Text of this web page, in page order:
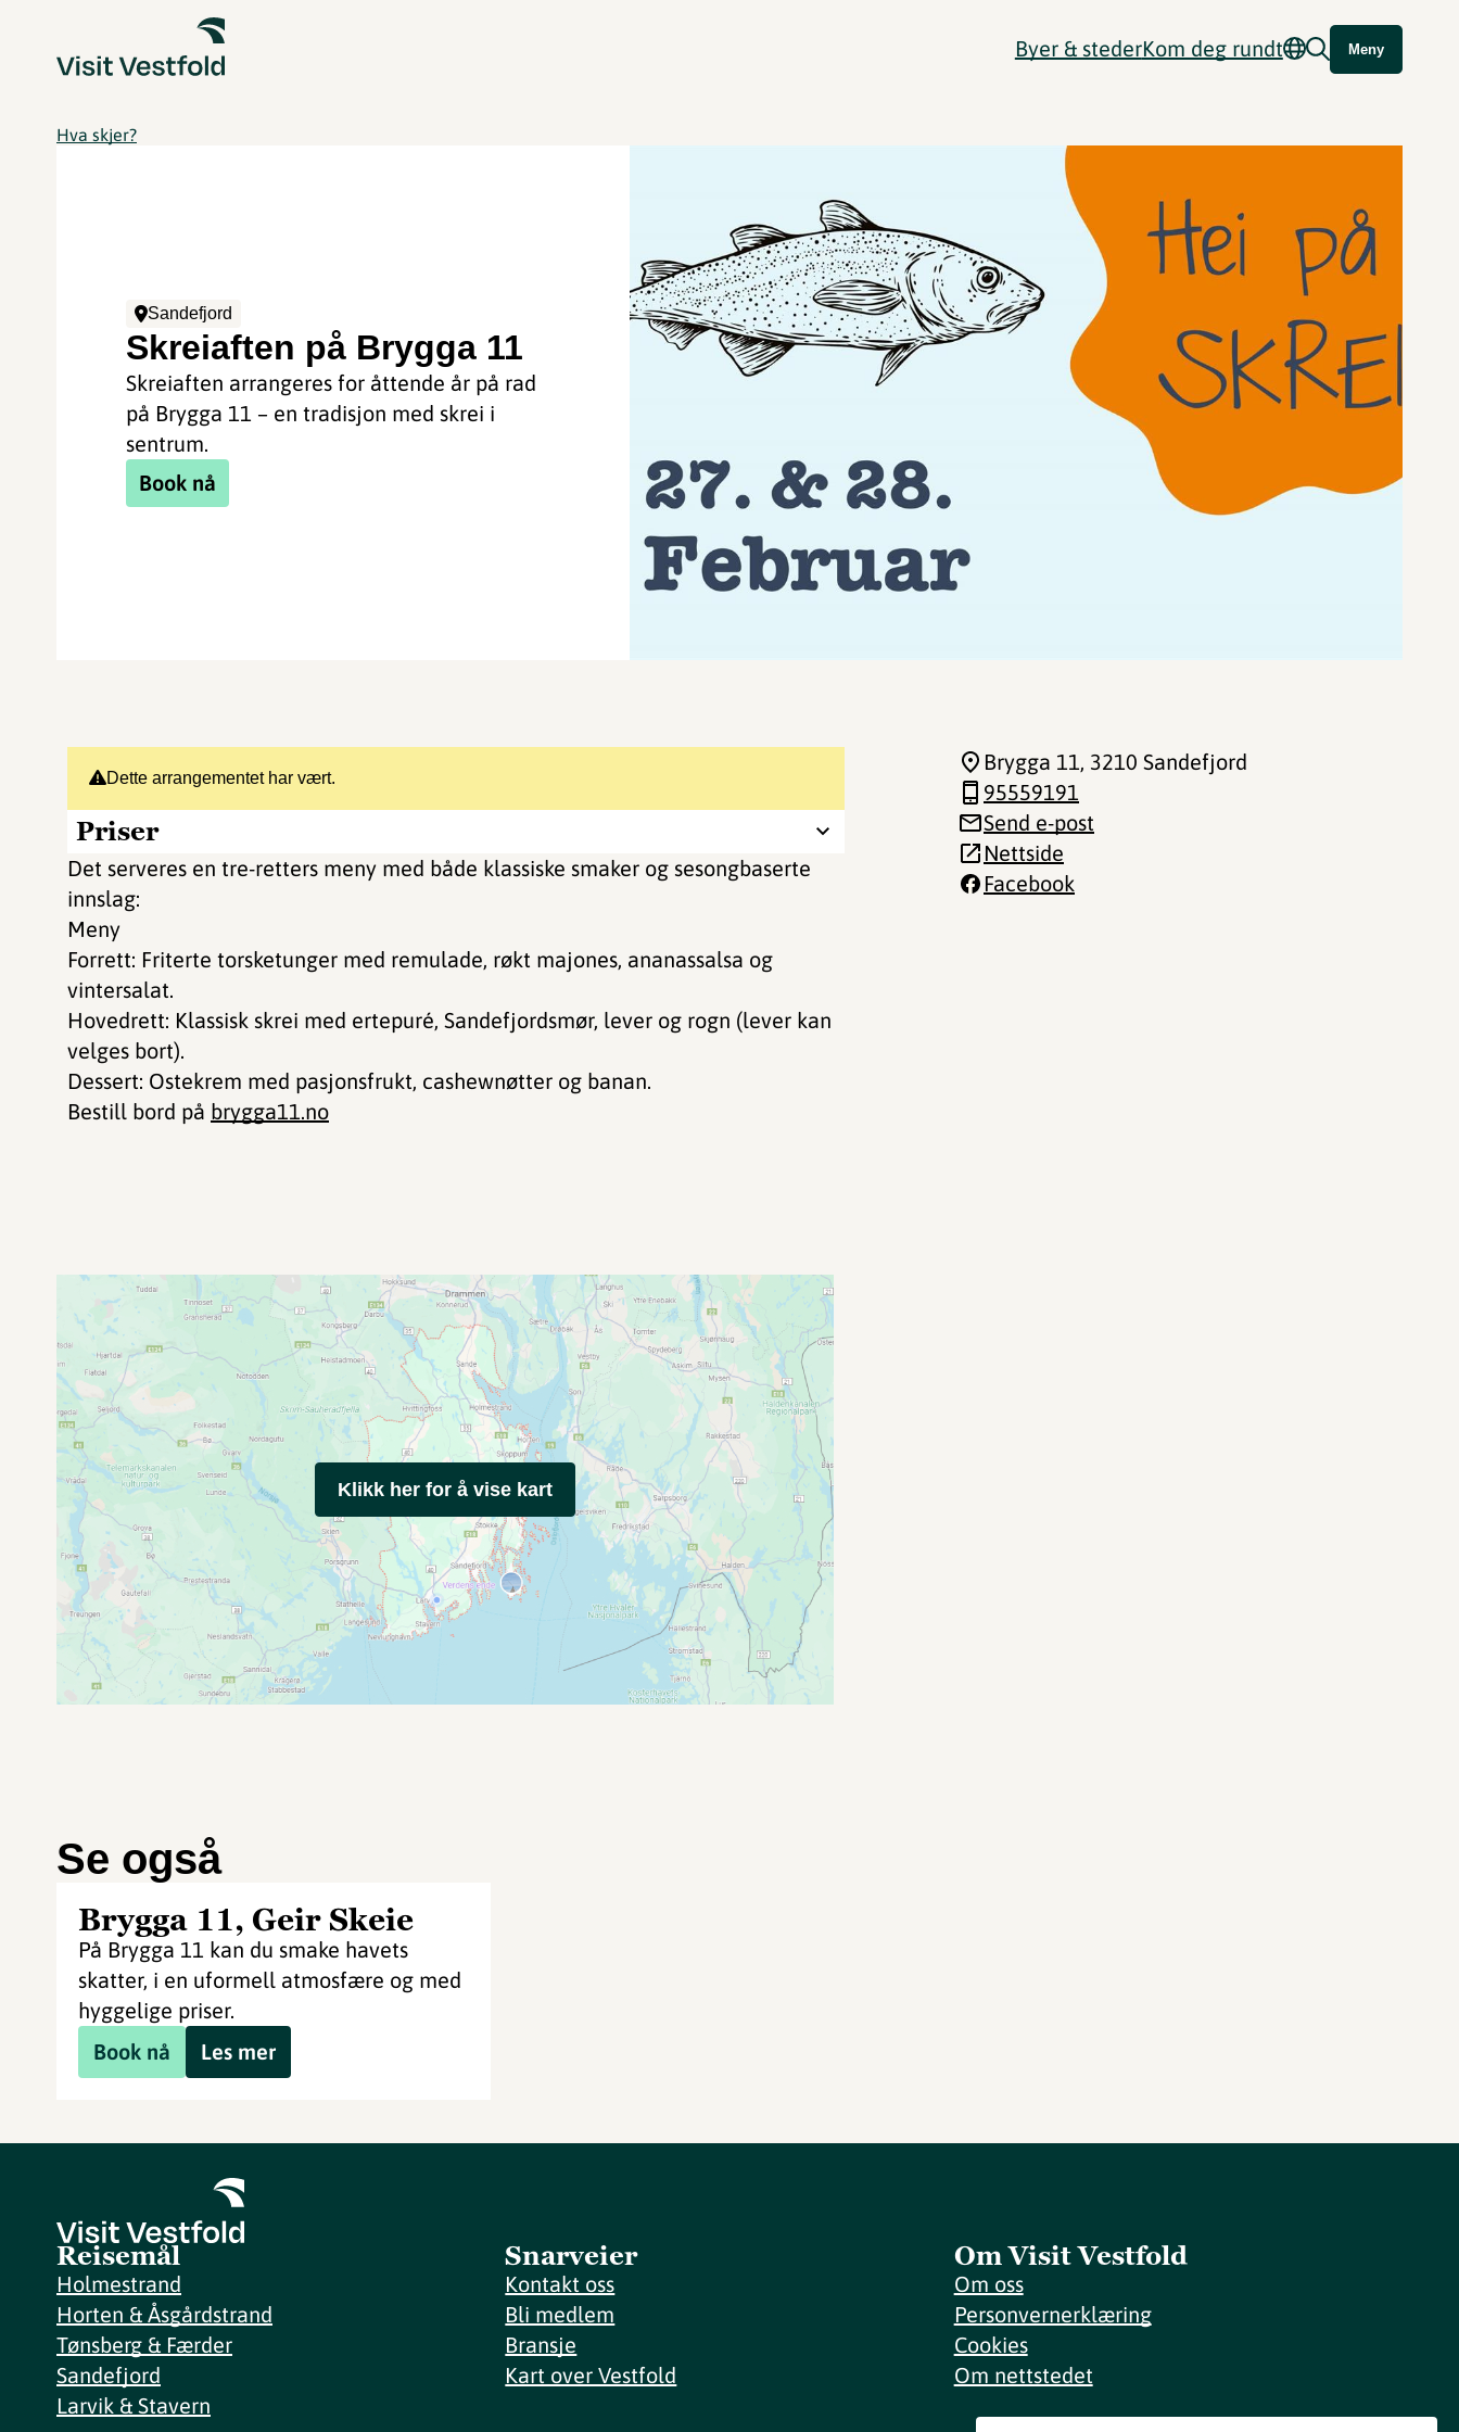
Byer & stederKom deg rundt Meny
Hva skjer?
Sandefjord
Skreiaften på Brygga 11
Skreiaften arrangeres for åttende år på rad
på Brygga 11 – en tradisjon med skrei i
sentrum.
Book nå
Dette arrangementet har vært.
Priser
Det serveres en tre-retters meny med både klassiske smaker og sesongbaserte
innslag:
Meny
Forrett: Friterte torsketunger med remulade, røkt majones, ananassalsa og
vintersalat.
Hovedrett: Klassisk skrei med ertepuré, Sandefjordsmør, lever og rogn (lever kan
velges bort).
Dessert: Ostekrem med pasjonsfrukt, cashewnøtter og banan.
Bestill bord på brygga11.no
Brygga 11, 3210 Sandefjord
95559191
Send e-post
Nettside
Facebook
Klikk her for å vise kart
Se også
Brygga 11, Geir Skeie
På Brygga 11 kan du smake havets
skatter, i en uformell atmosfære og med
hyggelige priser.
Book nå
Les mer
Reisemål
Holmestrand
Horten & Åsgårdstrand
Tønsberg & Færder
Sandefjord
Larvik & Stavern
Snarveier
Kontakt oss
Bli medlem
Bransje
Kart over Vestfold
Om Visit Vestfold
Om oss
Personvernerklæring
Cookies
Om nettstedet